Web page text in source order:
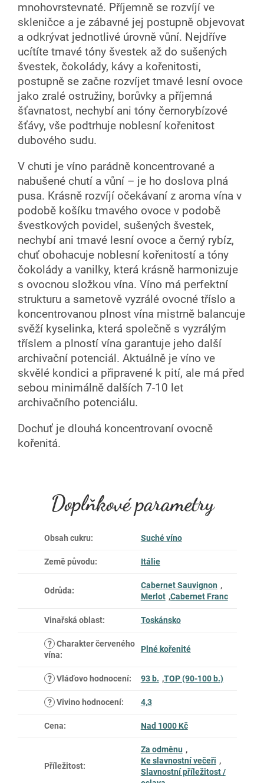
mnohovrstevnaté. Příjemně se rozvíjí ve
skleničce a je zábavné jej postupně objevovat
a odkrývat jednotlivé úrovně vůní. Nejdříve
ucítíte tmavé tóny švestek až do sušených
švestek, čokolády, kávy a kořenitosti,
postupně se začne rozvíjet tmavé lesní ovoce
jako zralé ostružiny, borůvky a příjemná
šťavnatost, nechybí ani tóny černorybízové
šťávy, vše podtrhuje noblesní kořenitost
dubového sudu.
V chuti je víno parádně koncentrované a
nabušené chutí a vůní – je ho doslova plná
pusa. Krásně rozvíjí očekávaní z aroma vína v
podobě košíku tmavého ovoce v podobě
švestkových povidel, sušených švestek,
nechybí ani tmavé lesní ovoce a černý rybíz,
chuť obohacuje noblesní kořenitostí a tóny
čokolády a vanilky, která krásně harmonizuje
s ovocnou složkou vína. Víno má perfektní
strukturu a sametově vyzrálé ovocné tříslo a
koncentrovanou plnost vína mistrně balancuje
svěží kyselinka, která společně s vyzrálým
tříslem a plností vína garantuje jeho další
archivační potenciál. Aktuálně je víno ve
skvělé kondici a připravené k pití, ale má před
sebou minimálně dalších 7-10 let
archivačního potenciálu.
Dochuť je dlouhá koncentrovaní ovocně
kořenitá.
Doplňkové parametry
Obsah cukru: Suché víno
Země původu: Itálie
Odrůda:
Cabernet Sauvignon ,
Merlot ,Cabernet Franc
Vinařská oblast: Toskánsko
? Charakter červeného
vína:
Plné kořenité
? Vláďovo hodnocení: 93 b. ,TOP (90-100 b.)
? Vivino hodnocení: 4,3
Cena: Nad 1000 Kč
Příležitost:
Za odměnu ,
Ke slavnostní večeři ,
Slavnostní příležitost /